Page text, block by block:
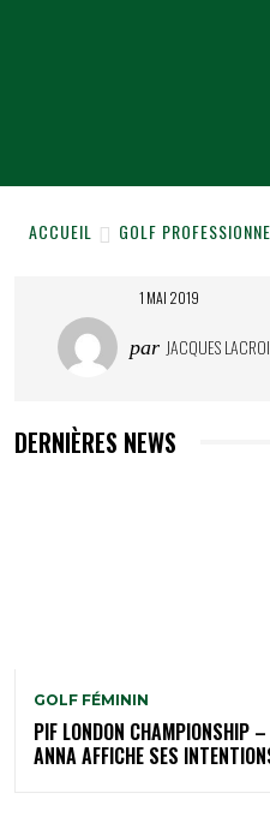
ACCUEIL GOLF
1 MAI 2019
par JACQUES
DERNIÈRES NEWS
GOLF FÉMININ
PIF LONDON CHAMPIONSHIP –
ANNA AFFICHE SES